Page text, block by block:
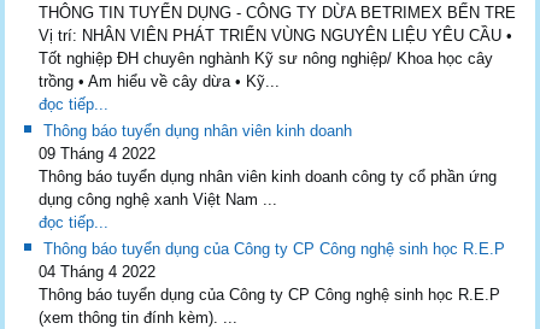
THÔNG TIN TUYỂN DỤNG - CÔNG TY DỪA BETRIMEX BẾN TRE
Vị trí: NHÂN VIÊN PHÁT TRIỂN VÙNG NGUYÊN LIỆU YÊU CẦU •
Tốt nghiệp ĐH chuyên nghành Kỹ sư nông nghiệp/ Khoa học cây
trồng • Am hiểu về cây dừa • Kỹ...
đọc tiếp...
Thông báo tuyển dụng nhân viên kinh doanh
09 Tháng 4 2022
Thông báo tuyển dụng nhân viên kinh doanh công ty cổ phần ứng
dụng công nghệ xanh Việt Nam ...
đọc tiếp...
Thông báo tuyển dụng của Công ty CP Công nghệ sinh học R.E.P
04 Tháng 4 2022
Thông báo tuyển dụng của Công ty CP Công nghệ sinh học R.E.P
(xem thông tin đính kèm). ...